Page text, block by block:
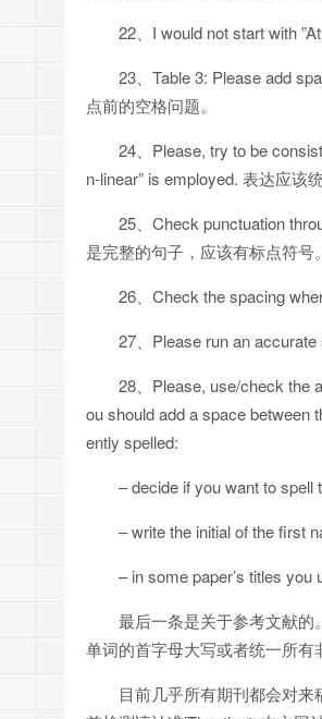
22、I would not start with
23、Table 3: Please add
点前的空格问题。
24、Please, try to be
n-linear” is employed. 表达应该
25、Check punctuation
是完整的句子，应该有标点符号。
26、Check the spacing
27、Please run an
28、Please, use/check the
ou should add a space between
ently spelled:
– decide if you want to spell
– write the initial of the first
– in some paper’s titles
最后一条是关于参考文献
单词的首字母大写或者统一所有
目前几乎所有期刊都会对